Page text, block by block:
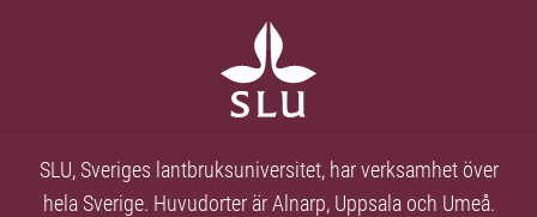
SLU, Sveriges lantbruksuniversitet, har verksamhet över
hela Sverige. Huvudorter är Alnarp, Uppsala och Umeå.